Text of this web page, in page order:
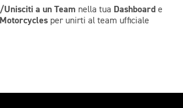
a un Team nella tua Dashboard e
per unirti al team ufficiale